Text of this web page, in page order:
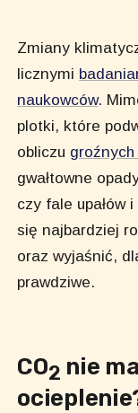
Zmiany
licznymi
naukowców.
plotki, które
obliczu
gwałtowne
czy fale upałów
się najbardziej
oraz wyjaśnić,
prawdziwe.
CO2 nie